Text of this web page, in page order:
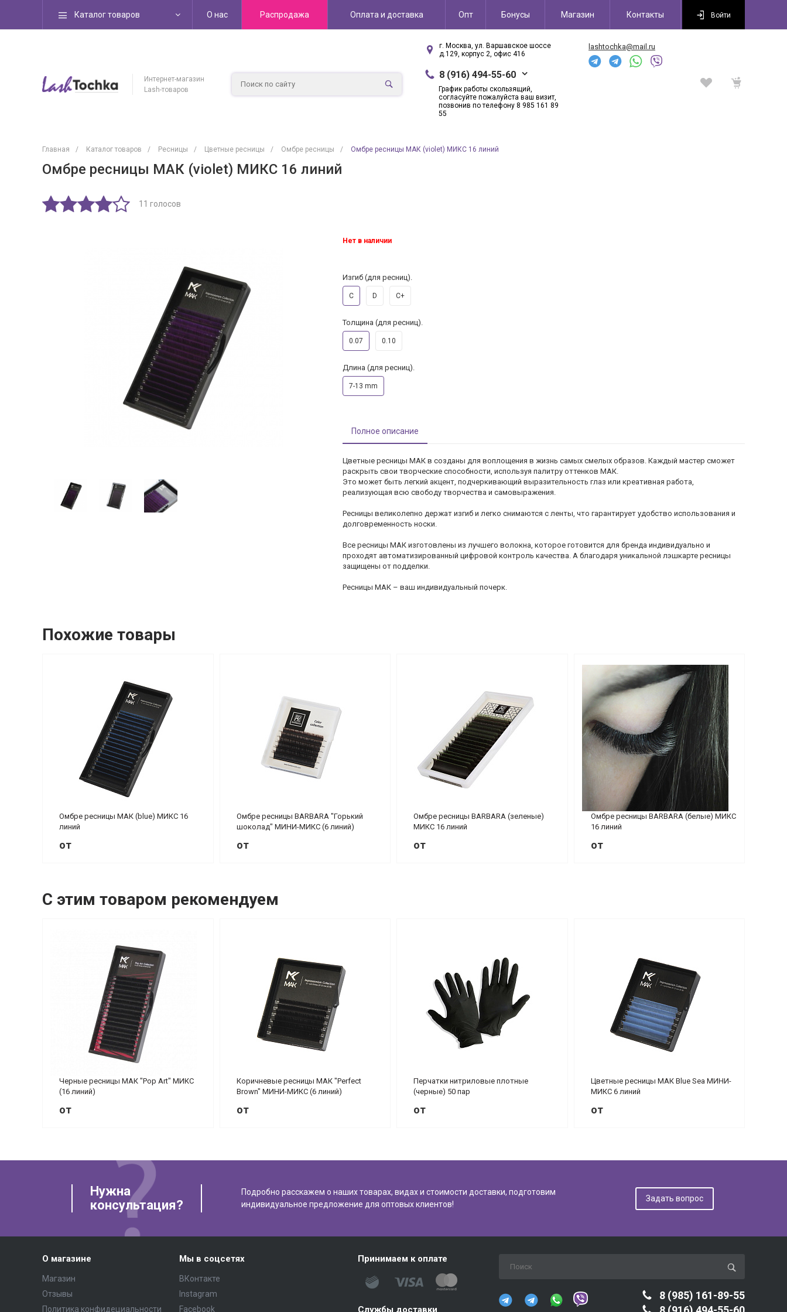
Каталог товаров О нас Распродажа Оплата и доставка Опт Бонусы Магазин Контакты Войти
Интернет-магазин
Lash-товаров
г. Москва, ул. Варшавское шоссе
д.129, корпус 2, офис 416
8 (916) 494-55-60
График работы скользящий,
согласуйте пожалуйста ваш визит,
позвонив по телефону 8 985 161 89
55
lashtochka@mail.ru
Главная / Каталог товаров / Ресницы / Цветные ресницы / Омбре ресницы / Омбре ресницы МАК (violet) МИКС 16 линий
Омбре ресницы МАК (violet) МИКС 16 линий
11 голосов
Нет в наличии
Изгиб (для ресниц).
C D C+
Толщина (для ресниц).
0.07 0.10
Длина (для ресниц).
7-13 mm
Полное описание
Цветные ресницы МАК в созданы для воплощения в жизнь самых смелых образов. Каждый мастер сможет
раскрыть свои творческие способности, используя палитру оттенков МАК.
Это может быть легкий акцент, подчеркивающий выразительность глаз или креативная работа,
реализующая всю свободу творчества и самовыражения.
Ресницы великолепно держат изгиб и легко снимаются с ленты, что гарантирует удобство использования и
долговременность носки.
Все ресницы МАК изготовлены из лучшего волокна, которое готовится для бренда индивидуально и
проходят автоматизированный цифровой контроль качества. А благодаря уникальной лэшкарте ресницы
защищены от подделки.
Ресницы МАК – ваш индивидуальный почерк.
Похожие товары
Омбре ресницы МАК (blue) МИКС 16
линий
от
Омбре ресницы BARBARA "Горький
шоколад" МИНИ-МИКС (6 линий)
от
Омбре ресницы BARBARA (зеленые)
МИКС 16 линий
от
Омбре ресницы BARBARA (белые) МИКС
16 линий
от
С этим товаром рекомендуем
Черные ресницы МАК "Pop Art" МИКС
(16 линий)
от
Коричневые ресницы МАК "Perfect
Brown" МИНИ-МИКС (6 линий)
от
Перчатки нитриловые плотные
(черные) 50 пар
от
Цветные ресницы МАК Blue Sea МИНИ-
МИКС 6 линий
от
Нужна
консультация?
Подробно расскажем о наших товарах, видах и стоимости доставки, подготовим
индивидуальное предложение для оптовых клиентов!
Задать вопрос
О магазине
Магазин
Отзывы
Политика конфидециальности
Мы в соцсетях
ВКонтакте
Instagram
Facebook
Принимаем к оплате
Службы доставки
8 (985) 161-89-55